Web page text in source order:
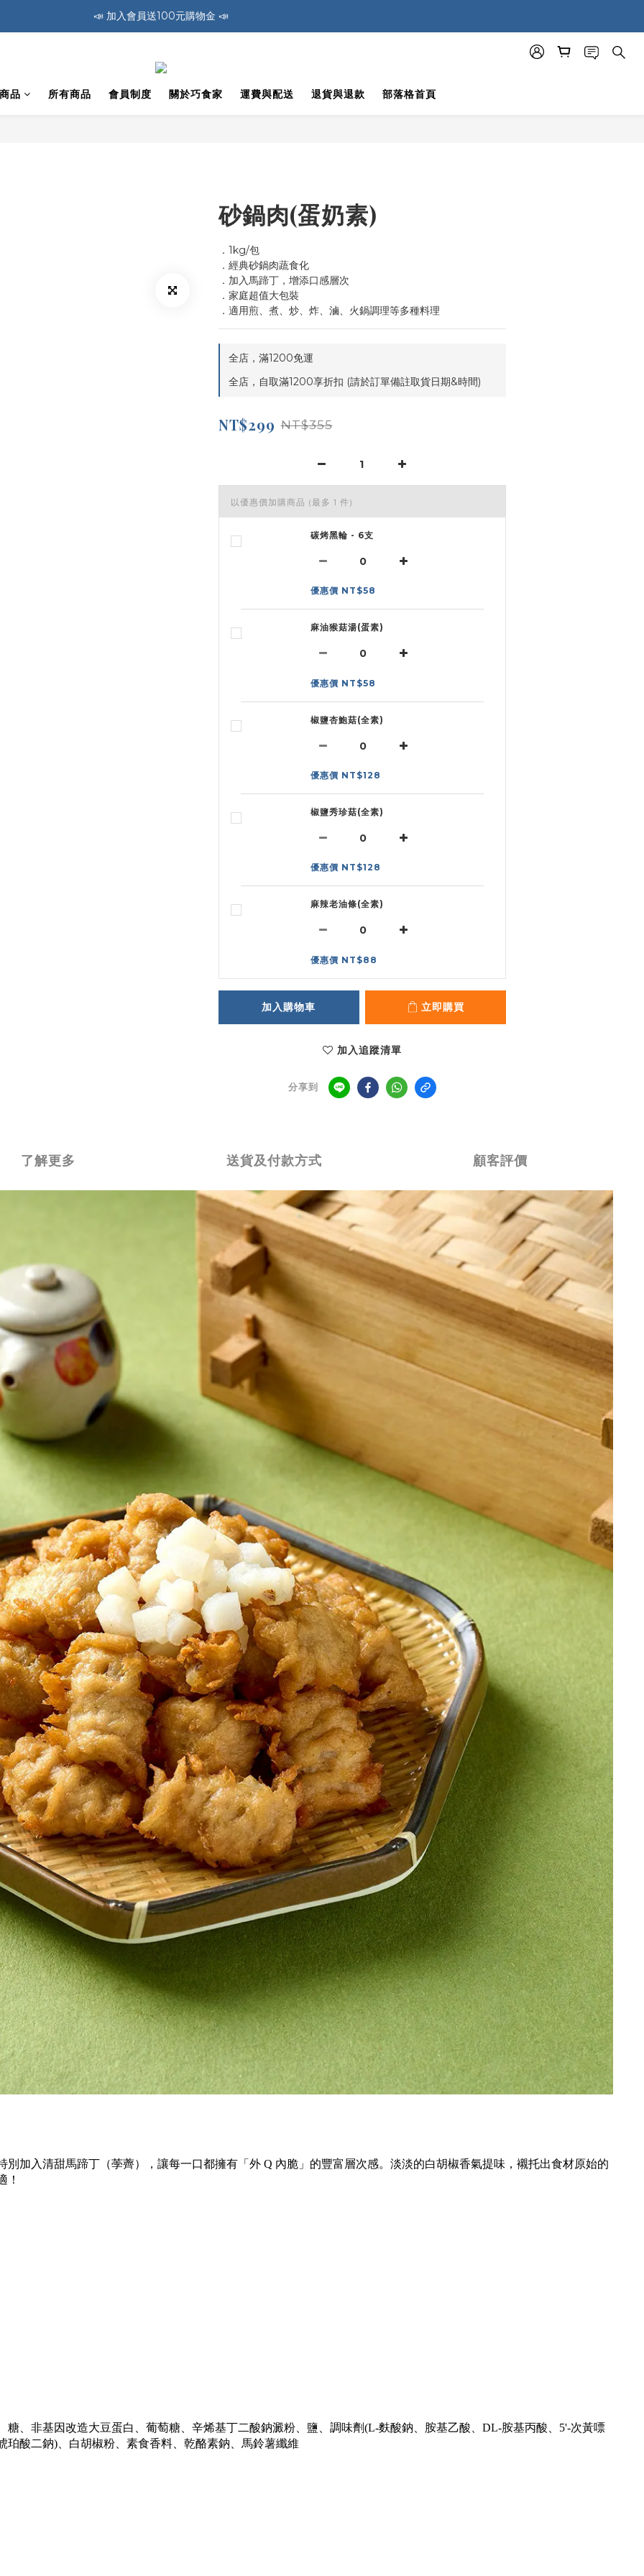
🚛 全館消費滿1200免運費 🚛
🚛 全館消費滿1200免運費 🚛
品
所有商品 會員制度 關於巧食家 運費與配送 退貨與退款 部落格首頁
砂鍋肉(蛋奶素)
．1kg/包
．經典砂鍋肉蔬食化
．加入馬蹄丁，增添口感層次
．家庭超值大包裝
．適用煎、煮、炒、炸、滷、火鍋調理等多種料理
全店，滿1200免運
全店，自取滿1200享折扣 (請於訂單備註取貨日期&時間)
NT$299 NT$355
以優惠價加購商品 (最多 1 件)
碳烤黑輪 - 6支
優惠價 NT$58
麻油猴菇湯(蛋素)
優惠價 NT$58
椒鹽杏鮑菇(全素)
優惠價 NT$128
椒鹽秀珍菇(全素)
優惠價 NT$128
麻辣老油條(全素)
優惠價 NT$88
加入購物車 立即購買
加入追蹤清單
分享到
了解更多 送貨及付款方式 顧客評價
加入清甜馬蹄丁（荸薺），讓每一口都擁有「外 Q 內脆」的豐富層次感。淡淡的白胡椒香氣提味，襯托出食材原始的
！
、非基因改造大豆蛋白、葡萄糖、辛烯基丁二酸鈉澱粉、鹽、調味劑(L-麩酸鈉、胺基乙酸、DL-胺基丙酸、5'-次黃嘌
酸二鈉)、白胡椒粉、素食香料、乾酪素鈉、馬鈴薯纖維